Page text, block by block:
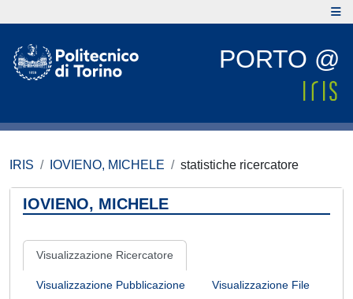
PORTO @
IRIS IOVIENO, MICHELE statistiche ricercatore
IOVIENO, MICHELE
Visualizzazione Ricercatore
Visualizzazione Pubblicazione Visualizzazione File